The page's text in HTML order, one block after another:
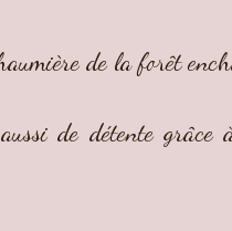
de la forêt
de détente grâce